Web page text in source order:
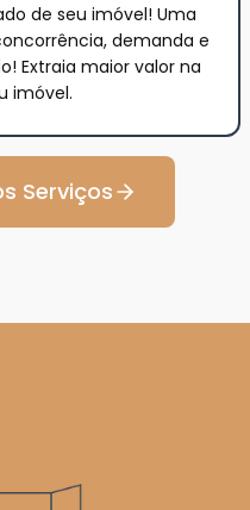
de seu imóvel! Uma
demanda e
Extraia maior valor na
imóvel.
Serviços